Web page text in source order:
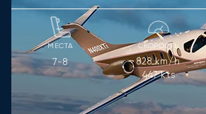
МЕСТА
7-8
СКОРОСТЬ
828km/h
447kts